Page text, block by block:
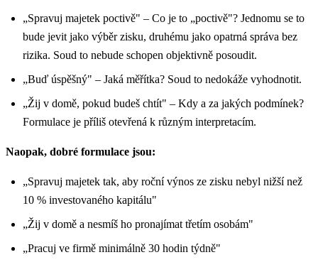
„Spravuj majetek poctivě" – Co je to „poctivě"? Jednomu se to
bude jevit jako výběr zisku, druhému jako opatrná správa bez
rizika. Soud to nebude schopen objektivně posoudit.
„Buď úspěšný" – Jaká měřítka? Soud to nedokáže vyhodnotit.
„Žij v domě, pokud budeš chtít" – Kdy a za jakých podmínek?
Formulace je příliš otevřená k různým interpretacím.
Naopak, dobré formulace jsou:
„Spravuj majetek tak, aby roční výnos ze zisku nebyl nižší než
10 % investovaného kapitálu"
„Žij v domě a nesmíš ho pronajímat třetím osobám"
„Pracuj ve firmě minimálně 30 hodin týdně"